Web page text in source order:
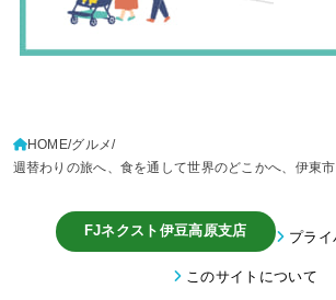
HOME グルメ
週替わりの旅へ、食を通して世界のどこかへ、伊東市
FJネクスト伊豆高原支店 プラ
このサイトについて